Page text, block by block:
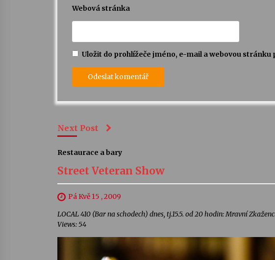
Webová stránka
Uložit do prohlížeče jméno, e-mail a webovou
Next Post
Restaurace a bary
Street Veteran Show
Pá Kvě 15 , 2009
LOCAL 410 (Bar na schodech) dnes, tj.15.5. od 20 hodin: Mravní
Views: 54